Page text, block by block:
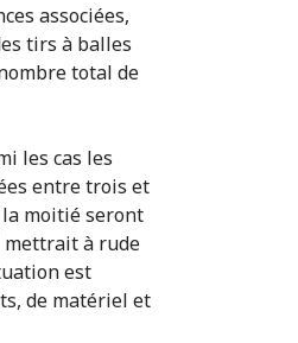
associées,
tirs à balles
total de
les cas les
entre trois et
moitié seront
mettrait à rude
est
de matériel et